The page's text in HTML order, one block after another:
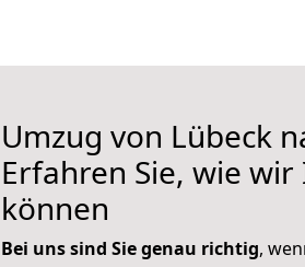
Umzug von Lübeck
Erfahren Sie, wie
können
Bei uns sind Sie genau richtig,